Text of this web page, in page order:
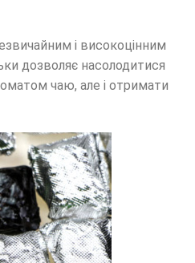
і високоцінним
дозволяє насолодитися
чаю, але і отримати